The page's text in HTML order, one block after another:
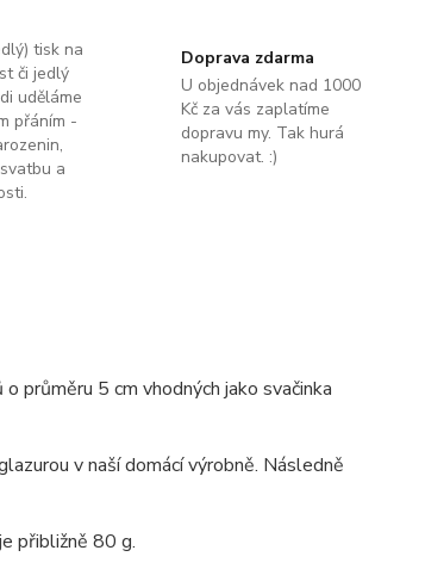
tisk na
či jedlý
uděláme
přáním -
a
Doprava zdarma
U objednávek nad 1000
Kč za vás zaplatíme
dopravu my. Tak hurá
nakupovat. :)
průměru 5 cm vhodných jako svačinka
v naší domácí výrobně. Následně
přibližně 80 g.